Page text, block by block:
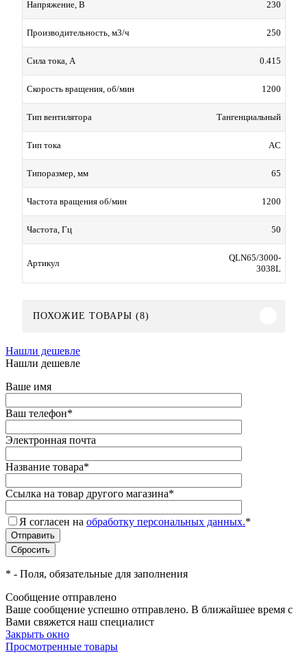
Напряжение, В 230
Производительность, м3/ч 250
Сила тока, А 0.415
Скорость вращения, об/мин 1200
Тип вентилятора Тангенциальный
Тип тока AC
Типоразмер, мм 65
Частота вращения об/мин 1200
Частота, Гц 50
Артикул
QLN65/3000-
3038L
ПОХОЖИЕ ТОВАРЫ (8)
Нашли дешевле
Нашли дешевле
Ваше имя
Ваш телефон*
Электронная почта
Название товара*
Ссылка на товар другого магазина*
Я согласен на обработку персональных данных.*
* - Поля, обязательные для заполнения
Сообщение отправлено
Ваше сообщение успешно отправлено. В ближайшее время с
Вами свяжется наш специалист
Закрыть окно
Просмотренные товары